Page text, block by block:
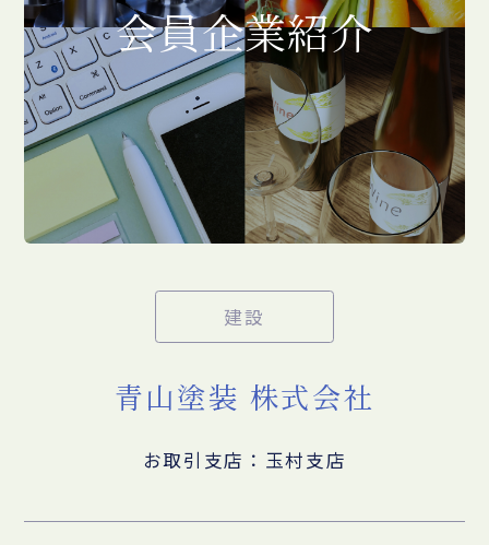
会員企業紹介
建設
青山塗装 株式会社
お取引支店：玉村支店